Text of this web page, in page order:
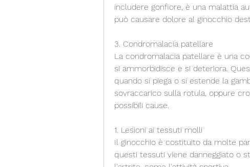
includere gonfiore, è una malattia
può causare dolore al ginocchio
3. Condromalacia patellare
La condromalacia patellare è una
si ammorbidisce e si deteriora.
quando si piega o si estende la
sovraccarico sulla rotula, oppure
possibili cause.
1. Lesioni ai tessuti molli
Il ginocchio è costituito da molte
questi tessuti viene danneggiato o